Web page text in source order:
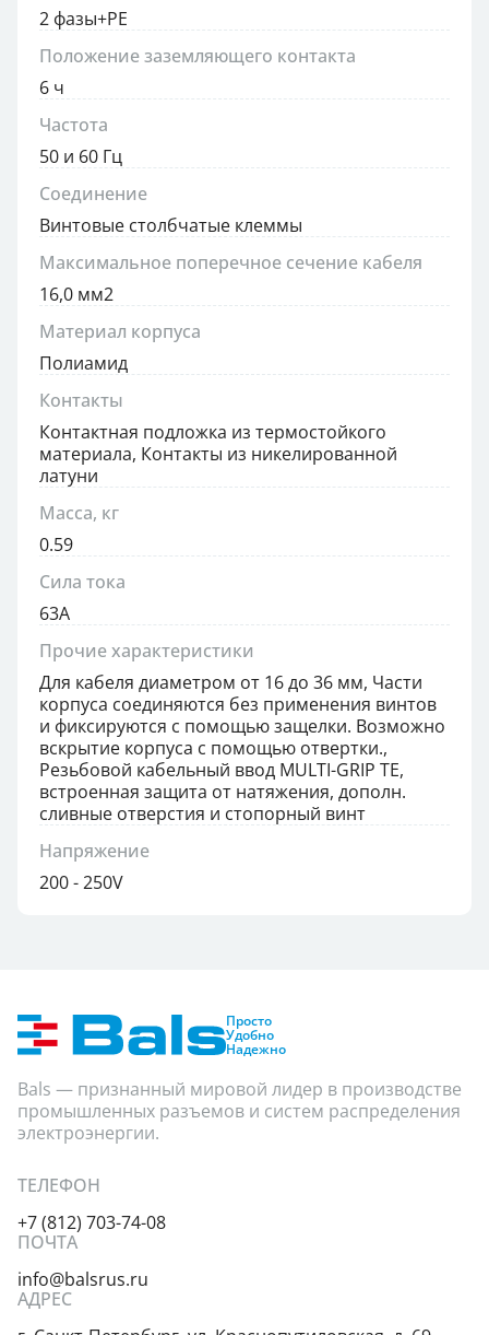
2 фазы+PE
Положение заземляющего контакта
6 ч
Частота
50 и 60 Гц
Соединение
Винтовые столбчатые клеммы
Максимальное поперечное сечение кабеля
16,0 мм2
Материал корпуса
Полиамид
Контакты
Контактная подложка из термостойкого
материала, Контакты из никелированной
латуни
Масса, кг
0.59
Сила тока
63А
Прочие характеристики
Для кабеля диаметром от 16 до 36 мм, Части
корпуса соединяются без применения винтов
и фиксируются с помощью защелки. Возможно
вскрытие корпуса с помощью отвертки.,
Резьбовой кабельный ввод MULTI-GRIP TE,
встроенная защита от натяжения, дополн.
сливные отверстия и стопорный винт
Напряжение
200 - 250V
Просто
Удобно
Надежно
Bals — признанный мировой лидер в производстве
промышленных разъемов и систем распределения
электроэнергии.
ТЕЛЕФОН
+7 (812) 703-74-08
ПОЧТА
info@balsrus.ru
АДРЕС